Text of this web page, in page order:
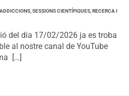
SESSIONS CIENTÍFIQUES, RECERCA I
del dia 17/02/2026 ja es troba
al nostre canal de YouTube
[…]